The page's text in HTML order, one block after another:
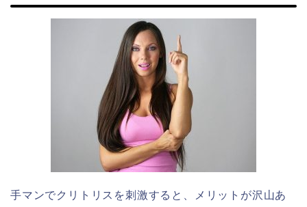
手マンでクリトリスを刺激すると、メリットが沢山あ